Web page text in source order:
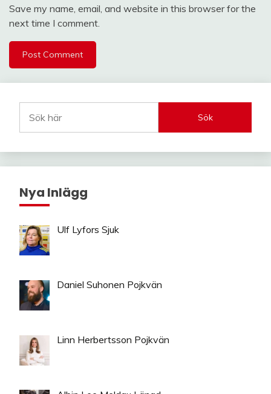
Save my name, email, and website in this browser for the
next time I comment.
Sök
Nya Inlägg
Ulf Lyfors Sjuk
Daniel Suhonen Pojkvän
Linn Herbertsson Pojkvän